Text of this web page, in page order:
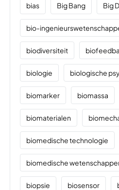
bias Big Bang Big
bio-
biodiversiteit
biologie biologische
biomarker biomassa
biomaterialen
biomedische technologie
biomedische
biopsie biosensor